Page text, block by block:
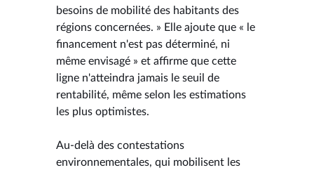
besoins de mobilité des habitants des
régions concernées. » Elle ajoute que « le
financement n'est pas déterminé, ni
même envisagé » et affirme que cette
ligne n'atteindra jamais le seuil de
rentabilité, même selon les estimations
les plus optimistes.
Au-delà des contestations
environnementales, qui mobilisent les